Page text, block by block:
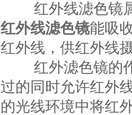
红外线滤色镜属
红外线滤色镜能吸
红外线，供红外线
红外滤色镜的作
过的同时允许红外
的光线环境中将红